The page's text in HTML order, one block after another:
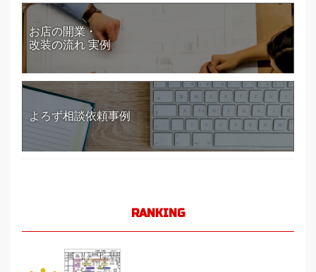
お店の開業・
改装の流れ 実例
よろず相談依頼事例
RANKING